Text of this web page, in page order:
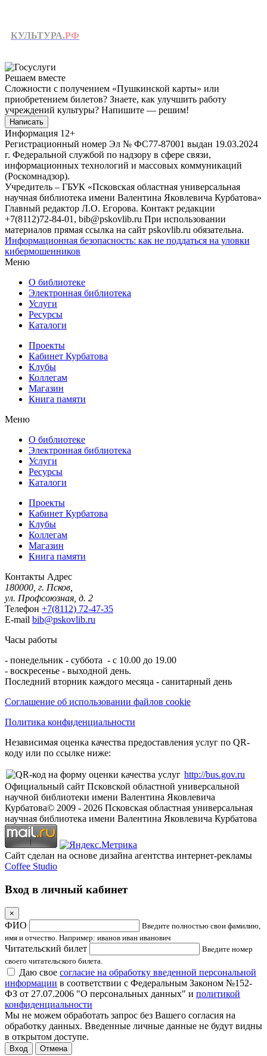
КУЛЬТУРА.РФ
Решаем вместе
Сложности с получением «Пушкинской карты» или
приобретением билетов? Знаете, как улучшить работу
учреждений культуры? Напишите — решим!
Написать
Информация 12+
Регистрационный номер Эл № ФС77-87001 выдан 19.03.2024
г. Федеральной службой по надзору в сфере связи,
информационных технологий и массовых коммуникаций
(Роскомнадзор).
Учредитель – ГБУК «Псковская областная универсальная
научная библиотека имени Валентина Яковлевича Курбатова»
Главный редактор Л.О. Егорова. Контакт редакции
+7(8112)72-84-01, bib@pskovlib.ru При использовании
материалов прямая ссылка на сайт pskovlib.ru обязательна.
Информационная безопасность: как не поддаться на уловки
кибермошенников
Меню
О библиотеке
Электронная библиотека
Услуги
Ресурсы
Каталоги
Проекты
Кабинет Курбатова
Клубы
Коллегам
Магазин
Книга памяти
Меню
О библиотеке
Электронная библиотека
Услуги
Ресурсы
Каталоги
Проекты
Кабинет Курбатова
Клубы
Коллегам
Магазин
Книга памяти
Контакты Адрес
180000, г. Псков,
ул. Профсоюзная, д. 2
Телефон +7(8112) 72-47-35
E-mail bib@pskovlib.ru
Часы работы
- понедельник - суббота - с 10.00 до 19.00
- воскресенье - выходной день.
Последний вторник каждого месяца - санитарный день
Соглашение об использовании файлов cookie
Политика конфиденциальности
Независимая оценка качества предоставления услуг по QR-
коду или по ссылке ниже:
http://bus.gov.ru
Официальный сайт Псковской областной универсальной
научной библиотеки имени Валентина Яковлевича
Курбатова© 2009 - 2026 Псковская областная универсальная
научная библиотека имени Валентина Яковлевича Курбатова
Сайт сделан на основе дизайна агентства интернет-рекламы
Coffee Studio
Вход в личный кабинет
×
ФИО
Введите полностью свои фамилию,
имя и отчество. Например: иванов иван иванович
Читательский билет
Введите номер
своего читательского билета.
Даю свое согласие на обработку введенной персональной
информации в соответствии с Федеральным Законом №152-
ФЗ от 27.07.2006 "О персональных данных" и политикой
конфиденциальности
Мы не можем обработать запрос без Вашего согласия на
обработку данных. Введенные личные данные не будут видны
в открытом доступе.
Отмена